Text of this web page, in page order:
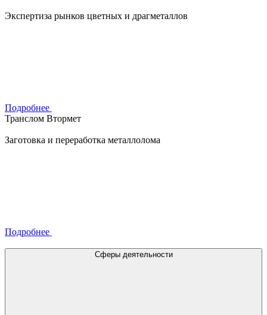
Экспертиза рынков цветных и драгметаллов
Подробнее
Транслом Втормет
Заготовка и переработка металлолома
Подробнее
Сферы деятельности